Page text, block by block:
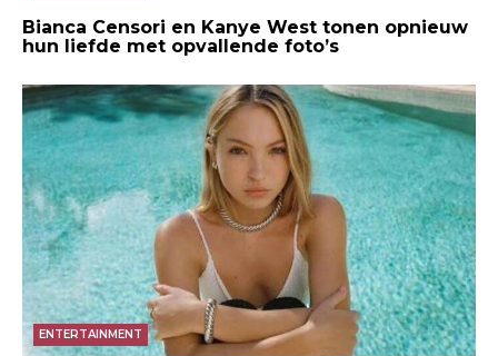
Bianca Censori en Kanye West tonen opnieuw
hun liefde met opvallende foto’s
ENTERTAINMENT